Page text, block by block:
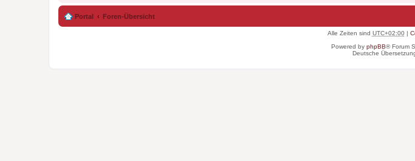
Portal Foren-Übersicht
Alle Zeiten sind UTC+02:00|
Powered by phpBB® Forum
Deutsche